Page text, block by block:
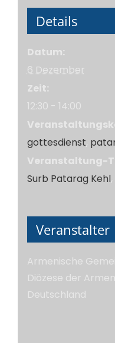
Details
Datum:
6 Dezember
Zeit:
12:30 - 14:00
gottesdienst,
Veranstaltung-
Surb Patarag Kehl,
Veranstalter
Armenische
Diözese der
Deutschland